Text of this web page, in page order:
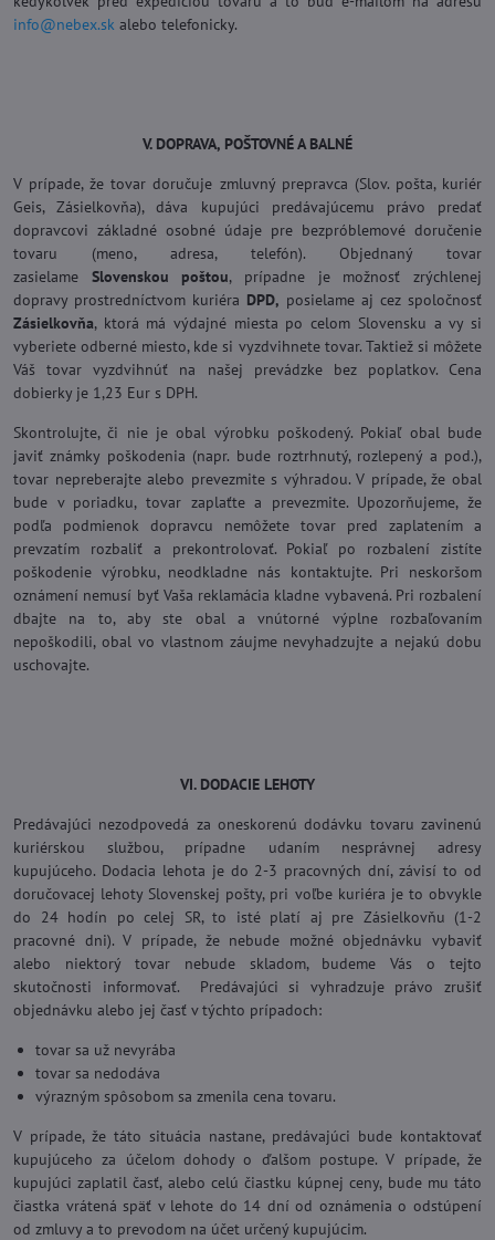
info@nebex.sk alebo telefonicky.
V. DOPRAVA, POŠTOVNÉ A BALNÉ
V prípade, že tovar doručuje zmluvný prepravca (Slov. pošta, kuriér
Geis, Zásielkovňa), dáva kupujúci predávajúcemu právo predať
dopravcovi základné osobné údaje pre bezpróblemové doručenie
tovaru (meno, adresa, telefón). Objednaný tovar
zasielame Slovenskou poštou, prípadne je možnosť zrýchlenej
dopravy prostredníctvom kuriéra DPD, posielame aj cez spoločnosť
Zásielkovňa, ktorá má výdajné miesta po celom Slovensku a vy si
vyberiete odberné miesto, kde si vyzdvihnete tovar. Taktiež si môžete
Váš tovar vyzdvihnúť na našej prevádzke bez poplatkov. Cena
dobierky je 1,23 Eur s DPH.
Skontrolujte, či nie je obal výrobku poškodený. Pokiaľ obal bude
javiť známky poškodenia (napr. bude roztrhnutý, rozlepený a pod.),
tovar nepreberajte alebo prevezmite s výhradou. V prípade, že obal
bude v poriadku, tovar zaplaťte a prevezmite. Upozorňujeme, že
podľa podmienok dopravcu nemôžete tovar pred zaplatením a
prevzatím rozbaliť a prekontrolovať. Pokiaľ po rozbalení zistíte
poškodenie výrobku, neodkladne nás kontaktujte. Pri neskoršom
oznámení nemusí byť Vaša reklamácia kladne vybavená. Pri rozbalení
dbajte na to, aby ste obal a vnútorné výplne rozbaľovaním
nepoškodili, obal vo vlastnom záujme nevyhadzujte a nejakú dobu
uschovajte.
VI. DODACIE LEHOTY
Predávajúci nezodpovedá za oneskorenú dodávku tovaru zavinenú
kuriérskou službou, prípadne udaním nesprávnej adresy
kupujúceho. Dodacia lehota je do 2-3 pracovných dní, závisí to od
doručovacej lehoty Slovenskej pošty, pri voľbe kuriéra je to obvykle
do 24 hodín po celej SR, to isté platí aj pre Zásielkovňu (1-2
pracovné dni). V prípade, že nebude možné objednávku vybaviť
alebo niektorý tovar nebude skladom, budeme Vás o tejto
skutočnosti informovať. Predávajúci si vyhradzuje právo zrušiť
objednávku alebo jej časť v týchto prípadoch:
tovar sa už nevyrába
tovar sa nedodáva
výrazným spôsobom sa zmenila cena tovaru.
V prípade, že táto situácia nastane, predávajúci bude kontaktovať
kupujúceho za účelom dohody o ďalšom postupe. V prípade, že
kupujúci zaplatil časť, alebo celú čiastku kúpnej ceny, bude mu táto
čiastka vrátená späť v lehote do 14 dní od oznámenia o odstúpení
od zmluvy a to prevodom na účet určený kupujúcim.